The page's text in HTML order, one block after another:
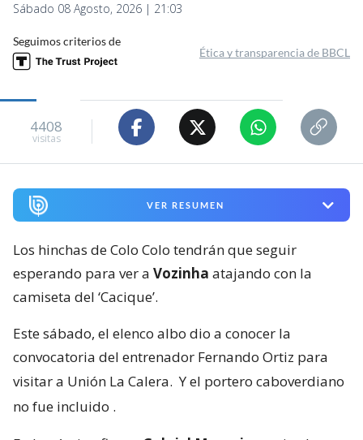
Sábado 08 Agosto, 2026 | 21:03
Seguimos criterios de
Ética y transparencia de BBCL
4408
visitas
VER RESUMEN
Los hinchas de Colo Colo tendrán que seguir
esperando para ver a Vozinha atajando con la
camiseta del ‘Cacique’.
Este sábado, el elenco albo dio a conocer la
convocatoria del entrenador Fernando Ortiz para
visitar a Unión La Calera. Y el portero caboverdiano
no fue incluido .